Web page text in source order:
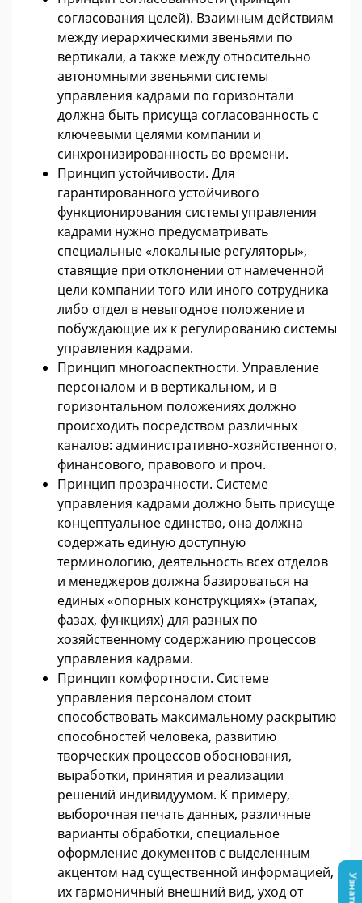
согласования целей). Взаимным действиям
между иерархическими звеньями по
вертикали, а также между относительно
автономными звеньями системы
управления кадрами по горизонтали
должна быть присуща согласованность с
ключевыми целями компании и
синхронизированность во времени.
Принцип устойчивости. Для
гарантированного устойчивого
функционирования системы управления
кадрами нужно предусматривать
специальные «локальные регуляторы»,
ставящие при отклонении от намеченной
цели компании того или иного сотрудника
либо отдел в невыгодное положение и
побуждающие их к регулированию системы
управления кадрами.
Принцип многоаспектности. Управление
персоналом и в вертикальном, и в
горизонтальном положениях должно
происходить посредством различных
каналов: административно-хозяйственного,
финансового, правового и проч.
Принцип прозрачности. Системе
управления кадрами должно быть присуще
концептуальное единство, она должна
содержать единую доступную
терминологию, деятельность всех отделов
и менеджеров должна базироваться на
единых «опорных конструкциях» (этапах,
фазах, функциях) для разных по
хозяйственному содержанию процессов
управления кадрами.
Принцип комфортности. Системе
управления персоналом стоит
способствовать максимальному раскрытию
способностей человека, развитию
творческих процессов обоснования,
выработки, принятия и реализации
решений индивидуумом. К примеру,
выборочная печать данных, различные
варианты обработки, специальное
оформление документов с выделенным
акцентом над существенной информацией,
их гармоничный внешний вид, уход от